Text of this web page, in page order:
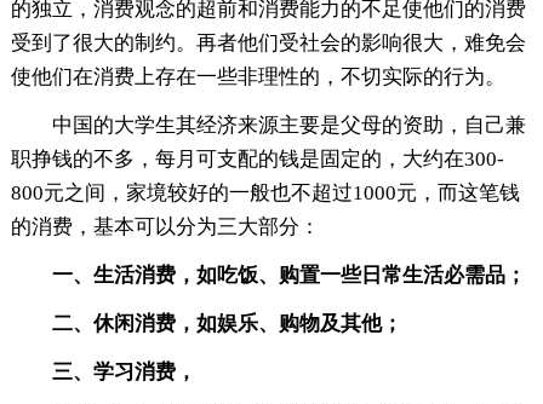
的独立，消费观念的超前和消费能力的不足使他们的消费
受到了很大的制约。再者他们受社会的影响很大，难免会
使他们在消费上存在一些非理性的，不切实际的行为。
中国的大学生其经济来源主要是父母的资助，自己兼
职挣钱的不多，每月可支配的钱是固定的，大约在300-
800元之间，家境较好的一般也不超过1000元，而这笔钱
的消费，基本可以分为三大部分：
一、生活消费，如吃饭、购置一些日常生活必需品；
二、休闲消费，如娱乐、购物及其他；
三、学习消费，